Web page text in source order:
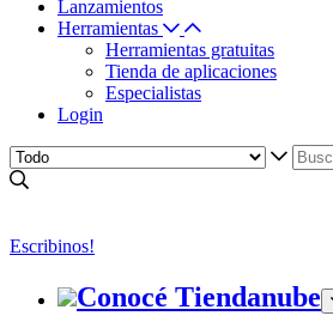
Lanzamientos
Herramientas
Herramientas gratuitas
Tienda de aplicaciones
Especialistas
Login
Escribinos!
Conocé Tiendanube